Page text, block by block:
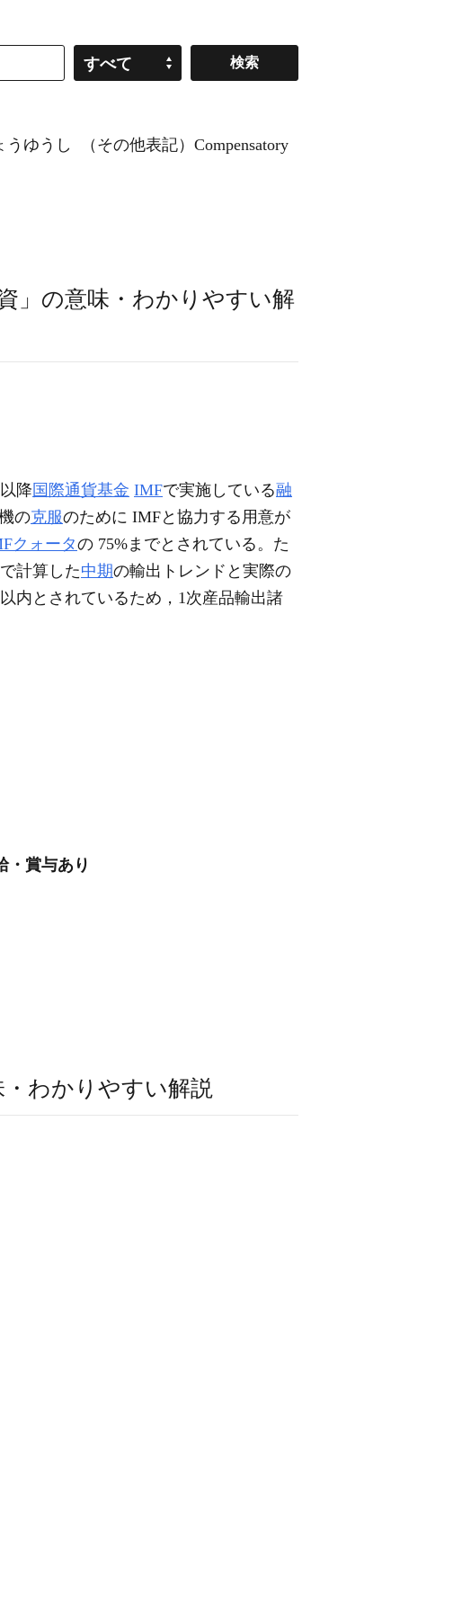
すべて
うゆうし （その他表記）Compensatory
」の意味・わかりやすい解
降 国際通貨基金 IMFで実施している融
の克服のために IMFと協力する用意が
クォータの 75%までとされている。た
で計算した中期の輸出トレンドと実際の
内とされているため，1次産品輸出諸
・賞与あり
・わかりやすい解説